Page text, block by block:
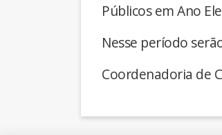
Públicos em Ano
Nesse período
Coordenadoria de